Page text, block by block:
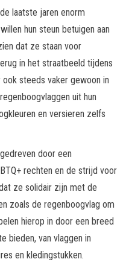
laatste jaren enorm
hun steun betuigen aan
dat ze staan voor
in het straatbeeld tijdens
steeds vaker gewoon in
uit hun
en versieren zelfs
door een
rechten en de strijd voor
ze solidair zijn met de
zoals de regenboogvlag om
hierop in door een breed
bieden, van vlaggen in
en kledingstukken.